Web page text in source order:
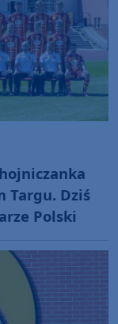
Targu. Dziś
Polski